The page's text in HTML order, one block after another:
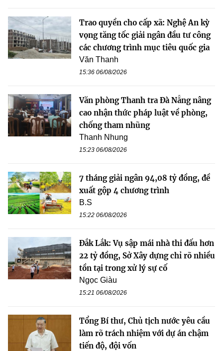
Trao quyền cho cấp xã: Nghệ An kỳ
vọng tăng tốc giải ngân đầu tư công
các chương trình mục tiêu quốc gia
Văn Thanh
15:36 06/08/2026
Văn phòng Thanh tra Đà Nẵng nâng
cao nhận thức pháp luật về phòng,
chống tham nhũng
Thanh Nhung
15:23 06/08/2026
7 tháng giải ngân 94,08 tỷ đồng, đề
xuất gộp 4 chương trình
B.S
15:22 06/08/2026
Đắk Lắk: Vụ sập mái nhà thi đấu hơn
22 tỷ đồng, Sở Xây dựng chỉ rõ nhiều
tồn tại trong xử lý sự cố
Ngọc Giàu
15:21 06/08/2026
Tổng Bí thư, Chủ tịch nước yêu cầu
làm rõ trách nhiệm với dự án chậm
tiến độ, đội vốn